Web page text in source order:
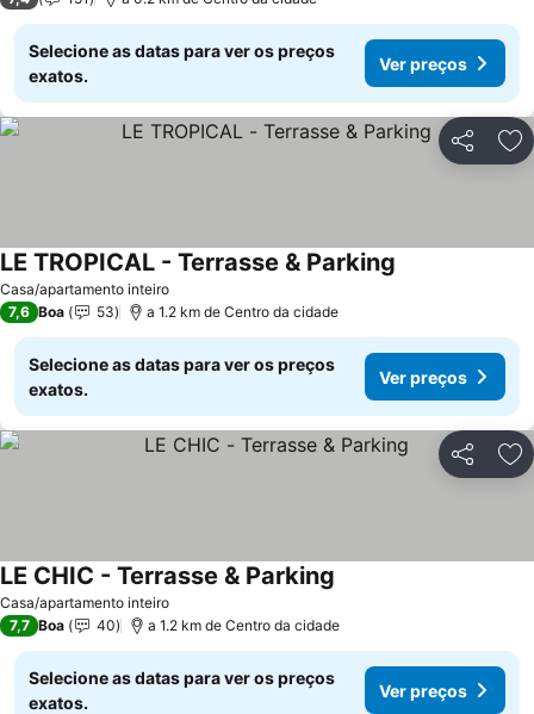
Selecione as datas para ver os preços
exatos.
Ver preços
Partilhar
Casa/apartamento inteiro
LE TROPICAL - Terrasse & Parking
7,6 Boa 53 a 1.2 km de Centro da cidade
Selecione as datas para ver os preços
exatos.
Ver preços
Partilhar
Casa/apartamento inteiro
LE CHIC - Terrasse & Parking
7,7 Boa 40 a 1.2 km de Centro da cidade
Selecione as datas para ver os preços
exatos.
Ver preços